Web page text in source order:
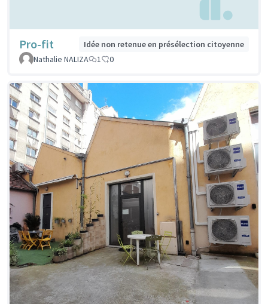
Pro-fit
Idée non retenue en présélection citoyenne
Nathalie NALIZA
1 0